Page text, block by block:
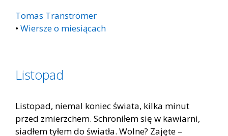
Tomas Tranströmer
• Wiersze o miesiącach
Listopad
Listopad, niemal koniec świata, kilka minut
przed zmierzchem. Schroniłem się w kawiarni,
siadłem tyłem do światła. Wolne? Zajęte –